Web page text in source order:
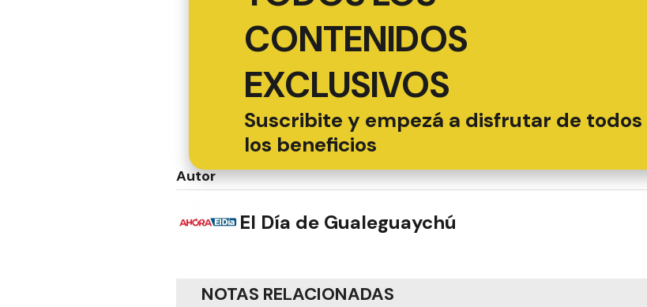
CONTENIDOS
EXCLUSIVOS
Suscribite y empezá a disfrutar de todos
los beneficios
Autor
El Día de Gualeguaychú
NOTAS RELACIONADAS